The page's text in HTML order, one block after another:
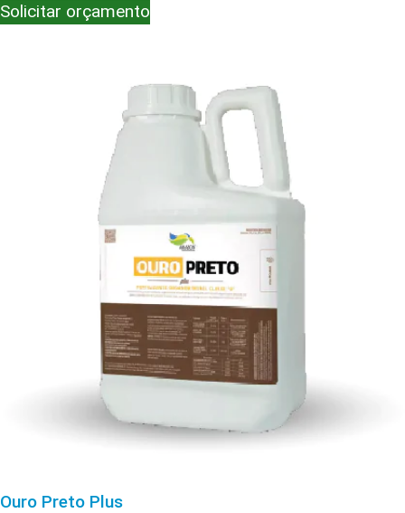
Solicitar orçamento
Ouro Preto Plus